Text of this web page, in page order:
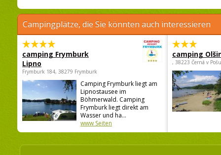
Campingplätze, die Sie könnten auch interessieren
camping Frymburk
Lipno
Frymburk 184, 38279 Frymburk
Camping Frymburk liegt am
Lipnostausee im
Böhmerwald. Camping
Frymburk liegt direkt am
Wasser und ha...
www Seiten
camping
, 38223 Černá v